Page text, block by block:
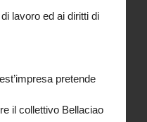
lavoro ed ai diritti di
pretende
il collettivo Bellaciao